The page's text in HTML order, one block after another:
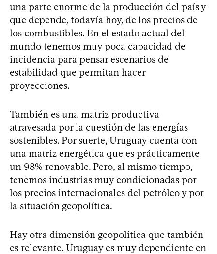
una parte enorme de la producción del país y
que depende, todavía hoy, de los precios de
los combustibles. En el estado actual del
mundo tenemos muy poca capacidad de
incidencia para pensar escenarios de
estabilidad que permitan hacer
proyecciones.
También es una matriz productiva
atravesada por la cuestión de las energías
sostenibles. Por suerte, Uruguay cuenta con
una matriz energética que es prácticamente
un 98% renovable. Pero, al mismo tiempo,
tenemos industrias muy condicionadas por
los precios internacionales del petróleo y por
la situación geopolítica.
Hay otra dimensión geopolítica que también
es relevante. Uruguay es muy dependiente en